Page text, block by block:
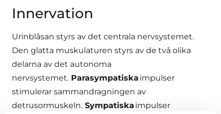
Innervation
Urinblåsan styrs av det centrala nervsystemet.
Den glatta muskulaturen styrs av de två olika
delarna av det autonoma
nervsystemet. Parasympatiska impulser
stimulerar sammandragningen av
detrusormuskeln. Sympatiska impulser